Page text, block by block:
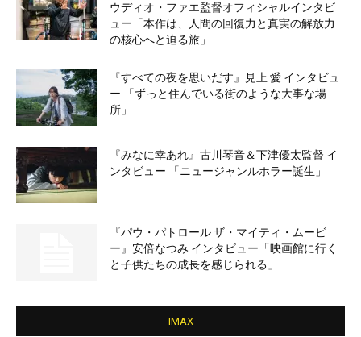
ウディオ・ファエ監督オフィシャルインタビ
ュー「本作は、人間の回復力と真実の解放力
の核心へと迫る旅」
『すべての夜を思いだす』見上 愛 インタビュ
ー 「ずっと住んでいる街のような大事な場
所」
『みなに幸あれ』古川琴音＆下津優太監督 イ
ンタビュー 「ニュージャンルホラー誕生」
『パウ・パトロール ザ・マイティ・ムービ
ー』安倍なつみ インタビュー「映画館に行く
と子供たちの成長を感じられる」
IMAX